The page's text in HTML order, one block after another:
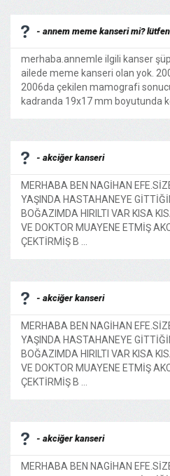
- annem meme kanseri mi?
merhaba.annemle ilgili kanser
ailede meme kanseri olan yok.
2006da çekilen mamografi
kadranda 19x17 mm boyutunda
- akciğer kanseri
MERHABA BEN NAGİHAN
YAŞINDA HASTAHANEYE
BOĞAZIMDA HIRILTI VAR KISA
VE DOKTOR MUAYENE ETMİŞ
ÇEKTİRMİŞ B ...
- akciğer kanseri
MERHABA BEN NAGİHAN
YAŞINDA HASTAHANEYE
BOĞAZIMDA HIRILTI VAR KISA
VE DOKTOR MUAYENE ETMİŞ
ÇEKTİRMİŞ B ...
- akciğer kanseri
MERHABA BEN NAGİHAN